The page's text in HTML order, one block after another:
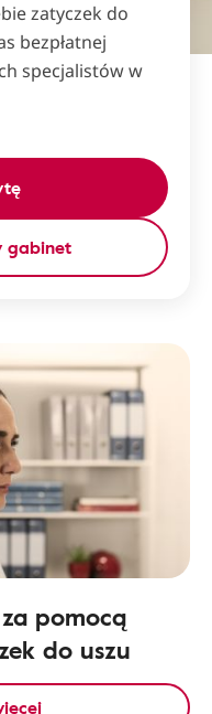
zatyczek do
bezpłatnej
specjalistów w
gabinet
pomocą
do uszu